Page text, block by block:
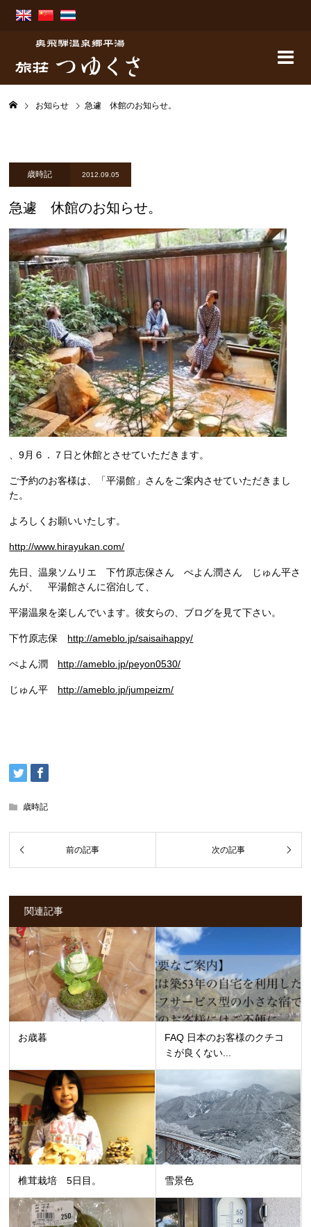
お知らせ 急遽 休館のお知らせ。
歳時記 2012.09.05
急遽 休館のお知らせ。
、9月６．７日と休館とさせていただきます。
ご予約のお客様は、「平湯館」さんをご案内させていただきまし
た。
よろしくお願いいたしす。
http://www.hirayukan.com/
先日、温泉ソムリエ 下竹原志保さん ぺよん潤さん じゅん平さ
んが、 平湯館さんに宿泊して、
平湯温泉を楽しんでいます。彼女らの、ブログを見て下さい。
下竹原志保 http://ameblo.jp/saisaihappy/
ぺよん潤 http://ameblo.jp/peyon0530/
じゅん平 http://ameblo.jp/jumpeizm/
歳時記
関連記事
お歳暮
FAQ 日本のお客様のクチコ
ミが良くない...
椎茸栽培 5日目。 雪景色